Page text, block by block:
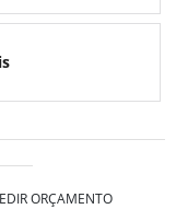
ORÇAMENTO